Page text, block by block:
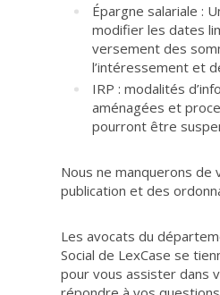
Épargne salariale :
modifier les dates
versement des
l’intéressement et
IRP : modalités
aménagées et
pourront être
Nous ne manquerons de
publication et des
Les avocats du
Social de LexCase se
pour vous assister dans